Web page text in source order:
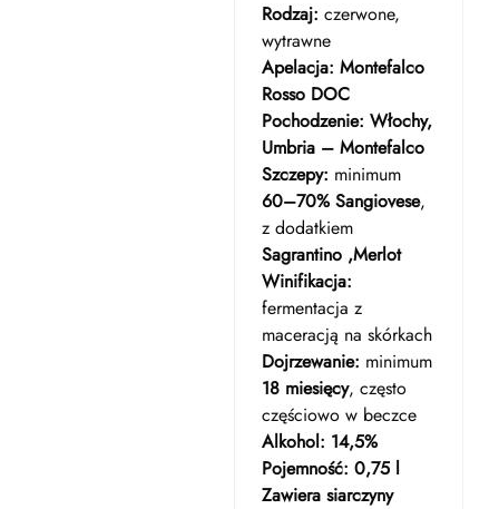
Rodzaj: czerwone,
wytrawne
Apelacja: Montefalco
Rosso DOC
Pochodzenie: Włochy,
Umbria – Montefalco
Szczepy: minimum
60–70% Sangiovese,
z dodatkiem
Sagrantino ,Merlot
Winifikacja:
fermentacja z
maceracją na skórkach
Dojrzewanie: minimum
18 miesięcy, często
częściowo w beczce
Alkohol: 14,5%
Pojemność: 0,75 l
Zawiera siarczyny